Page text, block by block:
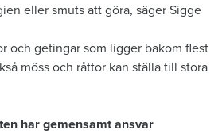
eller smuts att göra, säger Sigge
och getingar som ligger bakom flest
möss och råttor kan ställa till stora
har gemensamt ansvar